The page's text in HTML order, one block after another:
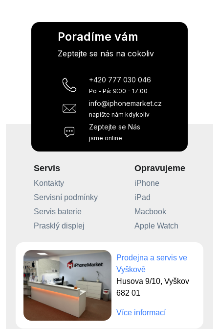
Poradíme vám
Zeptejte se nás na cokoliv
+420 777 030 046
Po - Pá: 9:00 - 17:00
info@iphonemarket.cz
napište nám kdykoliv
Zeptejte se Nás
jsme online
Servis
Kontakty
Servisní podmínky
Servis baterie
Prasklý displej
Opravujeme
iPhone
iPad
Macbook
Apple Watch
Prodejna a servis ve
Vyškově
Husova 9/10, Vyškov
682 01
Více informací